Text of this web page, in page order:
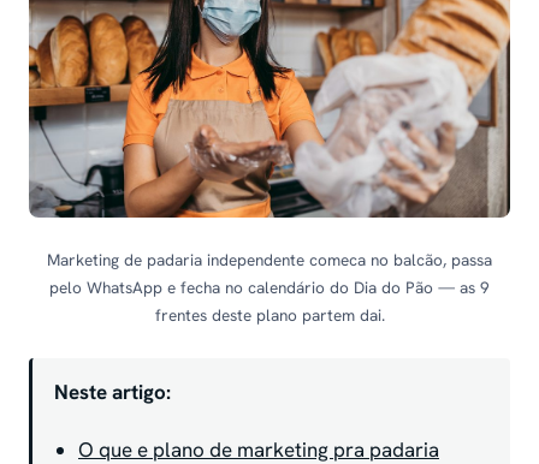
Marketing de padaria independente comeca no balcão, passa
pelo WhatsApp e fecha no calendário do Dia do Pão — as 9
frentes deste plano partem dai.
Neste artigo:
O que e plano de marketing pra padaria